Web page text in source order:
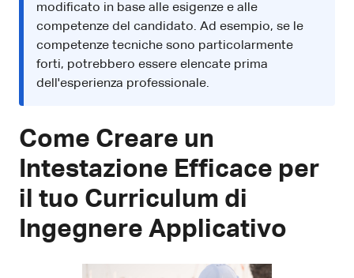
modificato in base alle esigenze e alle
competenze del candidato. Ad esempio, se le
competenze tecniche sono particolarmente
forti, potrebbero essere elencate prima
dell'esperienza professionale.
Come Creare un
Intestazione Efficace per
il tuo Curriculum di
Ingegnere Applicativo